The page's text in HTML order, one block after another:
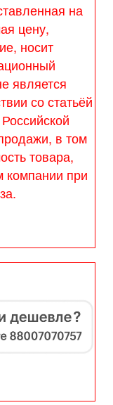
на
цену,
носит
является
со статьёй
в том
товара,
при